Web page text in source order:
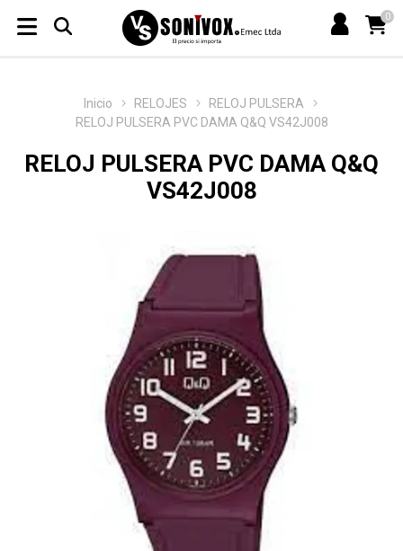
0
Inicio RELOJES
RELOJ PULSERA
RELOJ PULSERA PVC DAMA Q&Q VS42J008
RELOJ PULSERA PVC DAMA Q&Q
VS42J008